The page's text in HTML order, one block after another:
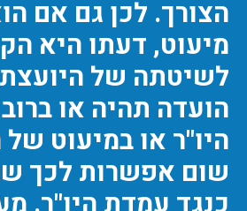
הצורך. לכן גם אם
מיעוט, דעתו היא
לשיטתה של
הועדה תהיה או
היו"ר או במיעוט של
שום אפשרות לכך